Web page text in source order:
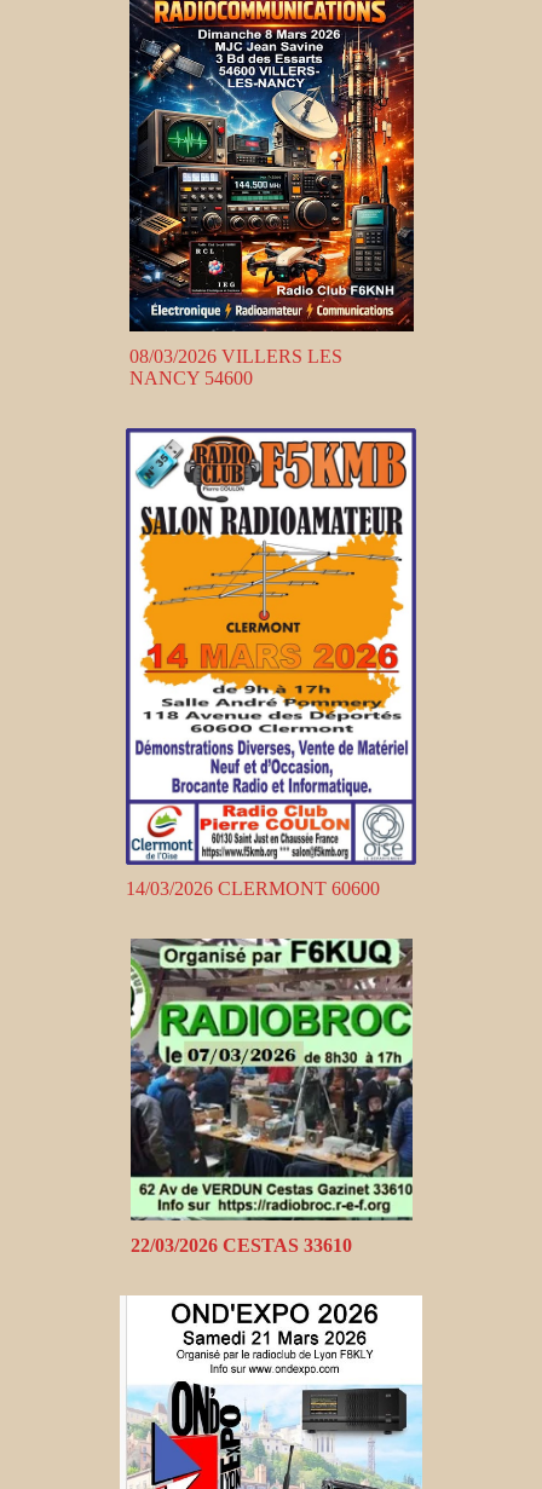
08/03/2026 VILLERS LES
NANCY 54600
14/03/2026 CLERMONT 60600
22/03/2026 CESTAS 33610